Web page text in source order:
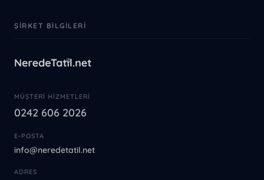
ŞIRKET BILGILERI
MÜŞTERI HIZMETLERI
0242 606 2026
E-POSTA
info@neredetatil.net
ADRES